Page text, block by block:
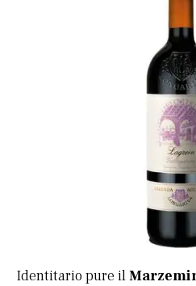
Identitario pure il